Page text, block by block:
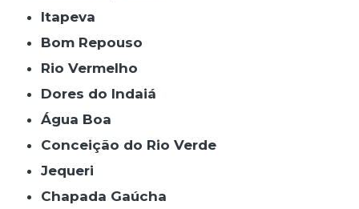
Itapeva
Bom Repouso
Rio Vermelho
Dores do Indaiá
Água Boa
Conceição do Rio Verde
Jequeri
Chapada Gaúcha